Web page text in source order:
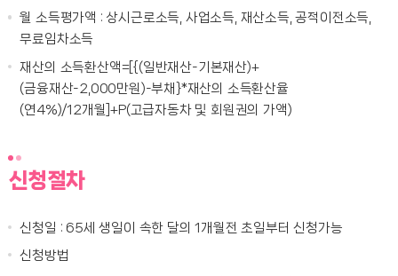
월 소득평가액 : 상시근로소득, 사업소득, 재산소득, 공적이전소득,
무료임차소득
재산의 소득환산액=[{(일반재산-기본재산)+
(금융재산-2,000만원)-부채}*재산의 소득환산율
(연4%)/12개월]+P(고급자동차 및 회원권의 가액)
신청절차
신청일 : 65세 생일이 속한 달의 1개월전 초일부터 신청가능
신청방법